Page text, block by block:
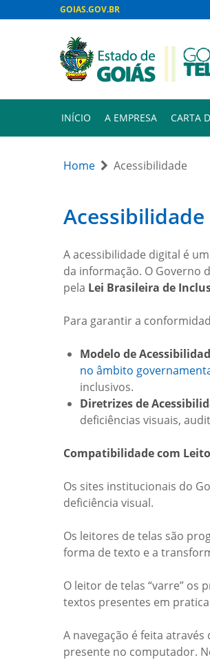
GOIAS.GOV.BR
INÍCIO A EMPRESA CARTA
Home Acessibilidade
Acessibilidade
A acessibilidade digital é
da informação. O Governo
pela Lei Brasileira de
Para garantir a
Modelo de
no âmbito
inclusivos.
Diretrizes de
deficiências visuais,
Compatibilidade com
Os sites institucionais do
deficiência visual.
Os leitores de telas são
forma de texto e a
O leitor de telas “varre” os
textos presentes em
A navegação é feita
presente no computador.